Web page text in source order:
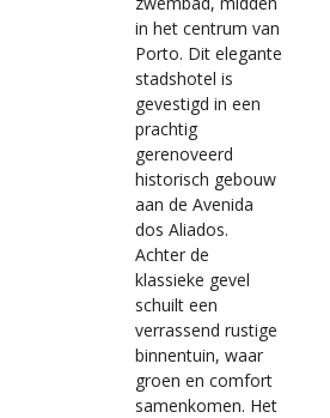
in het centrum van
Porto. Dit elegante
stadshotel is
gevestigd in een
prachtig
gerenoveerd
historisch gebouw
aan de Avenida
dos Aliados.
Achter de
klassieke gevel
schuilt een
verrassend rustige
binnentuin, waar
groen en comfort
samenkomen. Het